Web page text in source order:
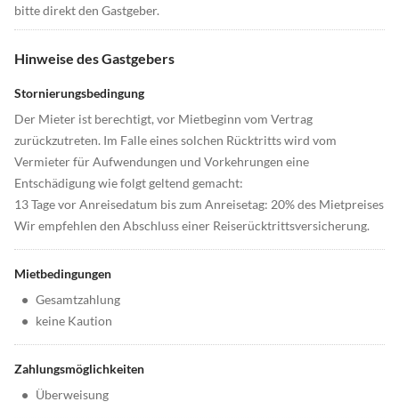
bitte direkt den Gastgeber.
Hinweise des Gastgebers
Stornierungsbedingung
Der Mieter ist berechtigt, vor Mietbeginn vom Vertrag
zurückzutreten. Im Falle eines solchen Rücktritts wird vom
Vermieter für Aufwendungen und Vorkehrungen eine
Entschädigung wie folgt geltend gemacht:
13 Tage vor Anreisedatum bis zum Anreisetag: 20% des Mietpreises
Wir empfehlen den Abschluss einer Reiserücktrittsversicherung.
Mietbedingungen
• Gesamtzahlung
• keine Kaution
Zahlungsmöglichkeiten
• Überweisung